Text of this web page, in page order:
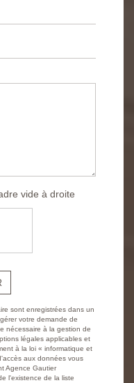
vide à droite
sont enregistrées dans un
votre demande de
nécessaire à la gestion de
légales applicables et
à la loi « informatique et
aux données vous
Agence Gautier
l'existence de la liste